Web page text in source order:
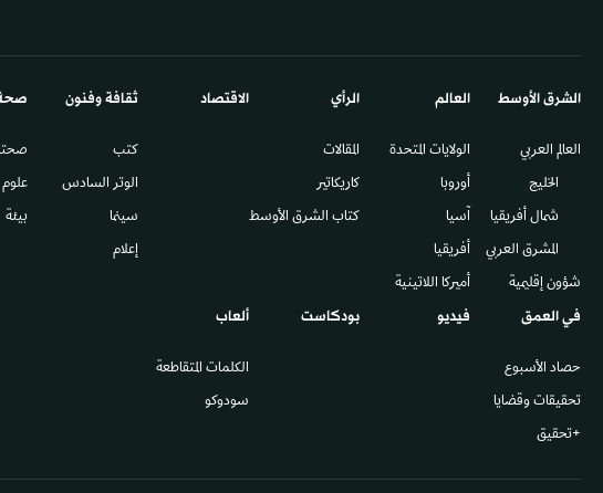
الشرق الأوسط​
العالم العربي
الخليج
شمال أفريقيا
المشرق العربي
شؤون إقليمية
العالم
الولايات المتحدة
أوروبا
آسيا
أفريقيا
أميركا اللاتينية
الرأي
المقالات
كاريكاتير
كتاب الشرق الأوسط
الاقتصاد ثقافة وفنون
كتب
الوتر السادس​
سينما
إعلام
علوم
بيئة
في العمق
حصاد الأسبوع
تحقيقات وقضايا
+تحقيق
فيديو بودكاست ألعاب
الكلمات المتقاطعة
سودوكو